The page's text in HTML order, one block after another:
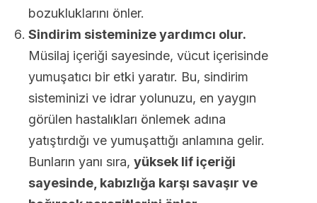
bozukluklarını önler.
Sindirim sisteminize yardımcı olur.
Müsilaj içeriği sayesinde, vücut içerisinde
yumuşatıcı bir etki yaratır. Bu, sindirim
sisteminizi ve idrar yolunuzu, en yaygın
görülen hastalıkları önlemek adına
yatıştırdığı ve yumuşattığı anlamına gelir.
Bunların yanı sıra, yüksek lif içeriği
sayesinde, kabızlığa karşı savaşır ve